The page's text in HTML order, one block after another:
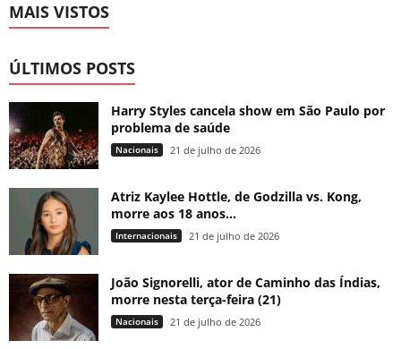
MAIS VISTOS
ÚLTIMOS POSTS
Harry Styles cancela show em São Paulo por
problema de saúde
Nacionais 21 de julho de 2026
Atriz Kaylee Hottle, de Godzilla vs. Kong,
morre aos 18 anos...
Internacionais 21 de julho de 2026
João Signorelli, ator de Caminho das Índias,
morre nesta terça-feira (21)
Nacionais 21 de julho de 2026